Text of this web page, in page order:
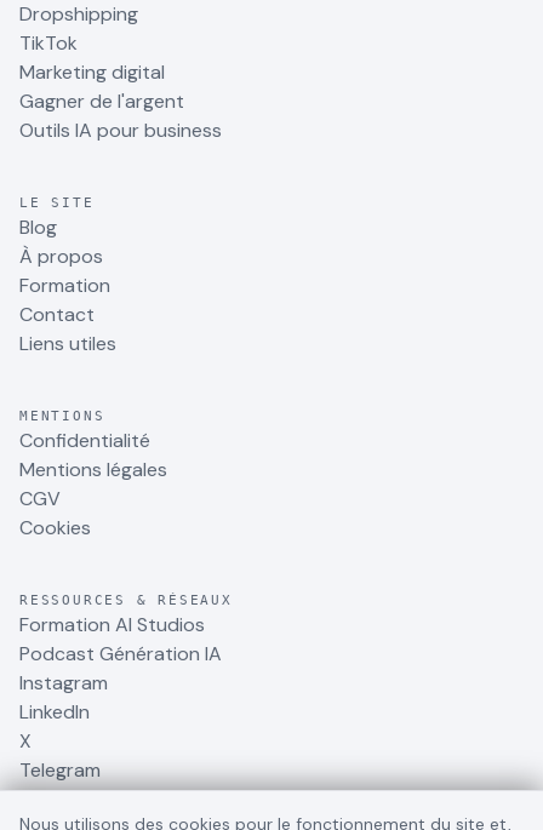
Dropshipping
TikTok
Marketing digital
Gagner de l'argent
Outils IA pour business
LE SITE
Blog
À propos
Formation
Contact
Liens utiles
MENTIONS
Confidentialité
Mentions légales
CGV
Cookies
RESSOURCES & RÉSEAUX
Formation AI Studios
Podcast Génération IA
Instagram
LinkedIn
X
Telegram
Nous utilisons des cookies pour le fonctionnement du site et,